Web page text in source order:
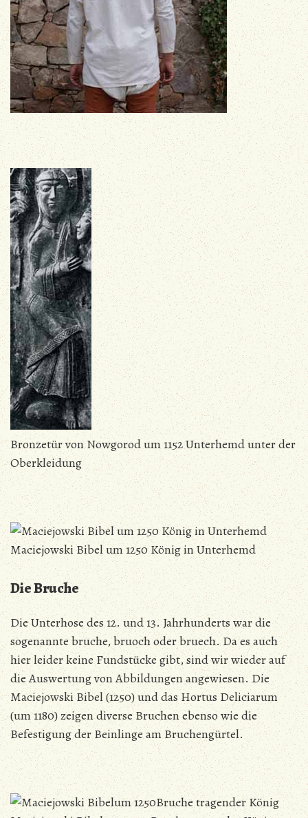
Bronzetür von Nowgorod um 1152 Unterhemd unter der
Oberkleidung
Maciejowski Bibel um 1250 König in Unterhemd
Die Bruche
Die Unterhose des 12. und 13. Jahrhunderts war die
sogenannte bruche, bruoch oder bruech. Da es auch
hier leider keine Fundstücke gibt, sind wir wieder auf
die Auswertung von Abbildungen angewiesen. Die
Maciejowski Bibel (1250) und das Hortus Deliciarum
(um 1180) zeigen diverse Bruchen ebenso wie die
Befestigung der Beinlinge am Bruchengürtel.